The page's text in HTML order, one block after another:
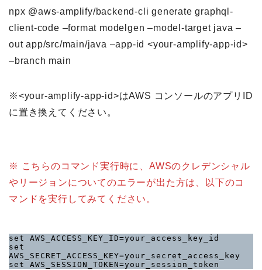
npx @aws-amplify/backend-cli generate graphql-
client-code –format modelgen –model-target java –
out app/src/main/java –app-id <your-amplify-app-id>
–branch main
※<your-amplify-app-id>はAWS コンソールのアプリID
に置き換えてください。
※ こちらのコマンド実行時に、AWSのクレデンシャル
やリージョンについてのエラーが出た方は、以下のコ
マンドを実行してみてください。
set AWS_ACCESS_KEY_ID=your_access_key_id
set
AWS_SECRET_ACCESS_KEY=your_secret_access_key
set AWS_SESSION_TOKEN=your_session_token